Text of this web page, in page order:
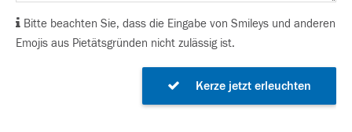
Bitte beachten Sie, dass die Eingabe von Smileys und anderen
Emojis aus Pietätsgründen nicht zulässig ist.
Kerze jetzt erleuchten